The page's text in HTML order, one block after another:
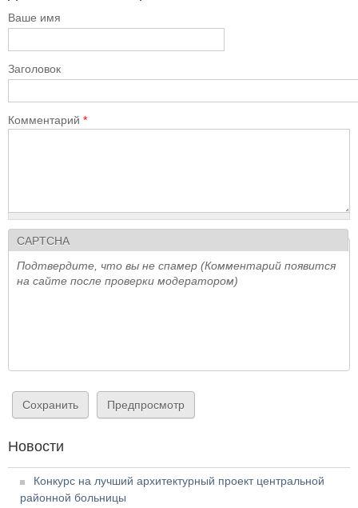
Ваше имя
Заголовок
Комментарий *
CAPTCHA
Подтвердите, что вы не спамер (Комментарий появится
на сайте после проверки модератором)
Новости
Конкурс на лучший архитектурный проект центральной
районной больницы